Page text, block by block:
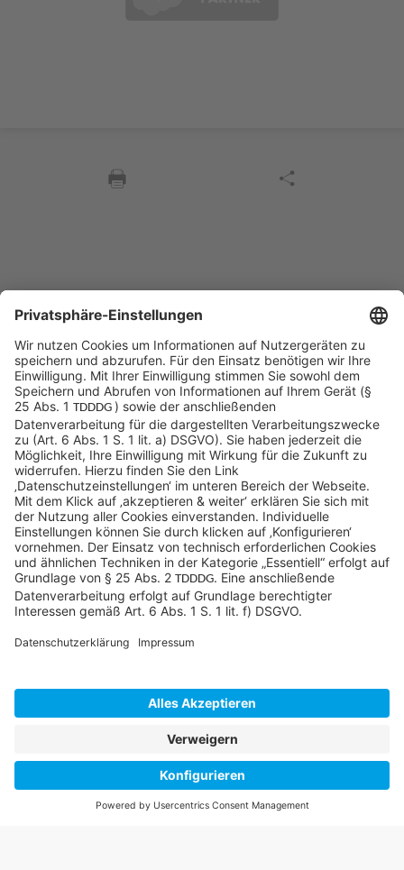
Sycor Kontakt
info@sycor.de
+49 551 490 0
©SYCOR GmbH
Impressum
Datenschutz
Cookies & Tracking